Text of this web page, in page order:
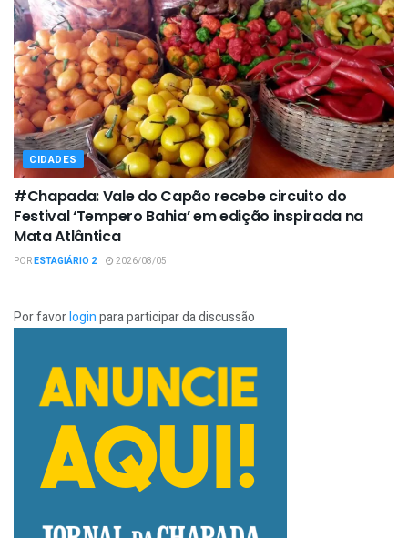
CIDADES
#Chapada: Vale do Capão recebe circuito do
Festival ‘Tempero Bahia’ em edição inspirada na
Mata Atlântica
PORESTAGIÁRIO 2 2026/08/05
Por favorloginpara participar da discussão